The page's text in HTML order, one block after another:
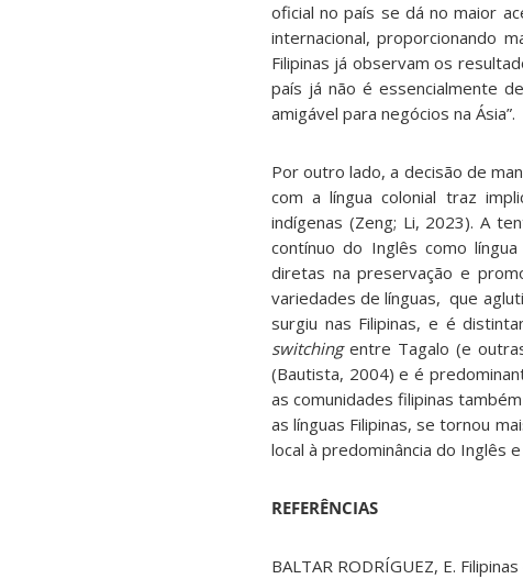
oficial no país se dá no maior
internacional, proporcionando
Filipinas já observam os
país já não é essencialmente
amigável para negócios na Ásia”.
Por outro lado, a decisão de
com a língua colonial traz
indígenas (Zeng; Li, 2023). A
contínuo do Inglês como
diretas na preservação e
variedades de línguas, que
surgiu nas Filipinas, e é
switchingentre Tagalo (e
(Bautista, 2004) e é
as comunidades filipinas
as línguas Filipinas, se tornou
local à predominância do Inglês
REFERÊNCIAS
BALTAR RODRÍGUEZ, E.